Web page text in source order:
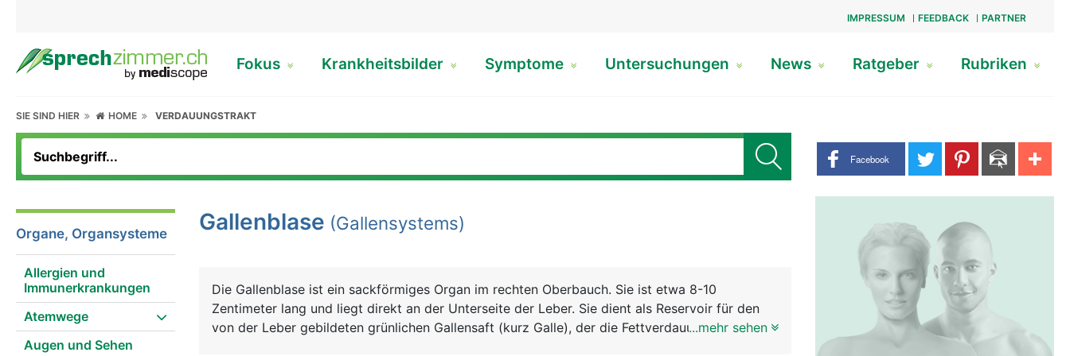
IMPRESSUM FEEDBACK PARTNER
Fokus Krankheitsbilder Symptome Untersuchungen News Ratgeber Rubriken
SIE SIND HIER HOME VERDAUUNGSTRAKT
Share buttons
Facebook
Organe, Organsysteme
Allergien und
Immunerkrankungen
Atemwege
Augen und Sehen
Gallenblase (Gallensystems)
Die Gallenblase ist ein sackförmiges Organ im rechten Oberbauch. Sie ist etwa 8-10
Zentimeter lang und liegt direkt an der Unterseite der Leber. Sie dient als Reservoir für den
von der Leber gebildeten grünlichen Gallensaft (kurz Galle), der die Fettverdauung...mehr sehen